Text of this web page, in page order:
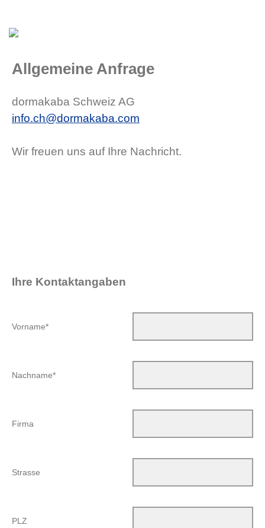
Allgemeine Anfrage
dormakaba Schweiz AG
info.ch@dormakaba.com
Wir freuen uns auf Ihre Nachricht.
Ihre Kontaktangaben
Vorname*
Nachname*
Firma
Strasse
PLZ